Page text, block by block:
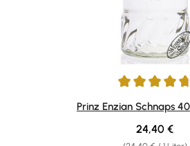
Durchschnittliche Bewertung von
Prinz Enzian Schnaps
Regulärer
24,40 €